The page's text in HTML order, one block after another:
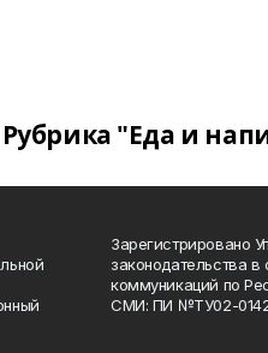
Рубрика "Еда и
Зарегистрировано
законодательства
коммуникаций по
СМИ: ПИ №ТУ02-